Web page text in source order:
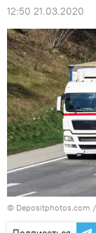
12:50 21.03.2020
© Depositphotos.com /